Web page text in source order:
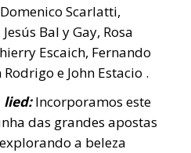
Scarlatti,
Bal y Gay, Rosa
Escaich, Fernando
e John Estacio .
lied: Incorporamos este
das grandes apostas
a beleza